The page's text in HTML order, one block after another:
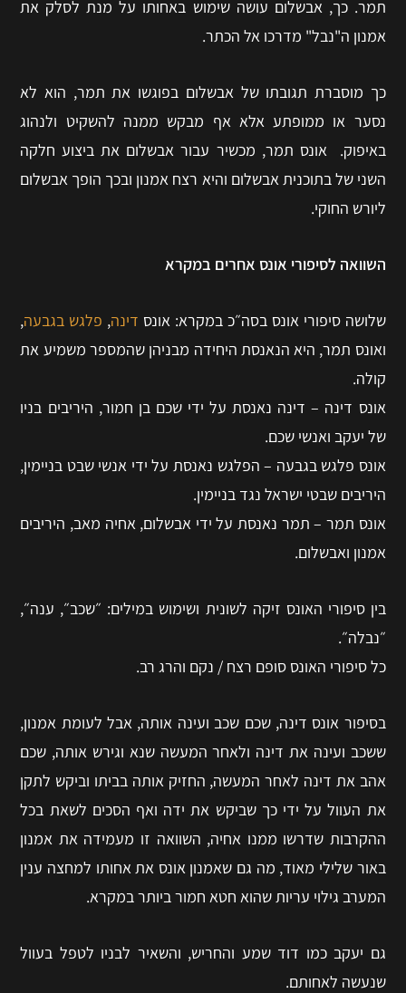
תמר. כך, אבשלום עושה שימוש באחותו על מנת לסלק את
אמנון ה"נבל" מדרכו אל הכתר.
כך מוסברת תגובתו של אבשלום בפוגשו את תמר, הוא לא
נסער או ממופתע אלא אף מבקש ממנה להשקיט ולנהוג
באיפוק. אונס תמר, מכשיר עבור אבשלום את ביצוע חלקה
השני של בתוכנית אבשלום והיא רצח אמנון ובכך הופך אבשלום
ליורש החוקי.
השוואה לסיפורי אונס אחרים במקרא
שלושה סיפורי אונס בסה״כ במקרא: אונס דינה, פלגש בגבעה,
ואונס תמר, היא הנאנסת היחידה מבניהן שהמספר משמיע את
קולה.
אונס דינה – דינה נאנסת על ידי שכם בן חמור, היריבים בניו
של יעקב ואנשי שכם.
אונס פלגש בגבעה – הפלגש נאנסת על ידי אנשי שבט בניימין,
היריבים שבטי ישראל נגד בניימין.
אונס תמר – תמר נאנסת על ידי אבשלום, אחיה מאב, היריבים
אמנון ואבשלום.
בין סיפורי האונס זיקה לשונית ושימוש במילים: ״שכב״, ענה״,
״נבלה״.
כל סיפורי האונס סופם רצח / נקם והרג רב.
בסיפור אונס דינה, שכם שכב ועינה אותה, אבל לעומת אמנון,
ששכב ועינה את דינה ולאחר המעשה שנא וגירש אותה, שכם
אהב את דינה לאחר המעשה, החזיק אותה בביתו וביקש לתקן
את העוול על ידי כך שביקש את ידה ואף הסכים לשאת בכל
ההקרבות שדרשו ממנו אחיה, השוואה זו מעמידה את אמנון
באור שלילי מאוד, מה גם שאמנון אונס את אחותו למחצה ענין
המערב גילוי עריות שהוא חטא חמור ביותר במקרא.
גם יעקב כמו דוד שמע והחריש, והשאיר לבניו לטפל בעוול
שנעשה לאחותם.